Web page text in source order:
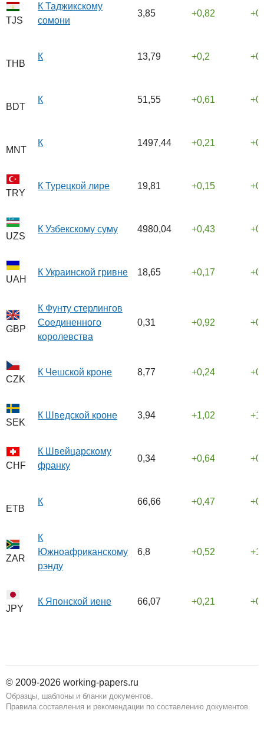
TJS
К Таджикскому
сомони
3,85 0,82
THB
К 13,79 0,2
BDT
К 51,55 0,61
MNT
К 1497,44 0,21
TRY
К Турецкой лире 19,81 0,15
UZS
К Узбекскому суму 4980,04 0,43
UAH
К Украинской гривне 18,65 0,17
GBP
К Фунту стерлингов
Соединенного
королевства
0,31 0,92
CZK
К Чешской кроне 8,77 0,24
SEK
К Шведской кроне 3,94 1,02
CHF
К Швейцарскому
франку
0,34 0,64
ETB
К 66,66 0,47
ZAR
К
Южноафриканскому
рэнду
6,8 0,52
JPY
К Японской иене 66,07 0,21
© 2009-2026 working-papers.ru
Образцы, шаблоны и бланки документов.
Правила составления и рекомендации по составлению документов.